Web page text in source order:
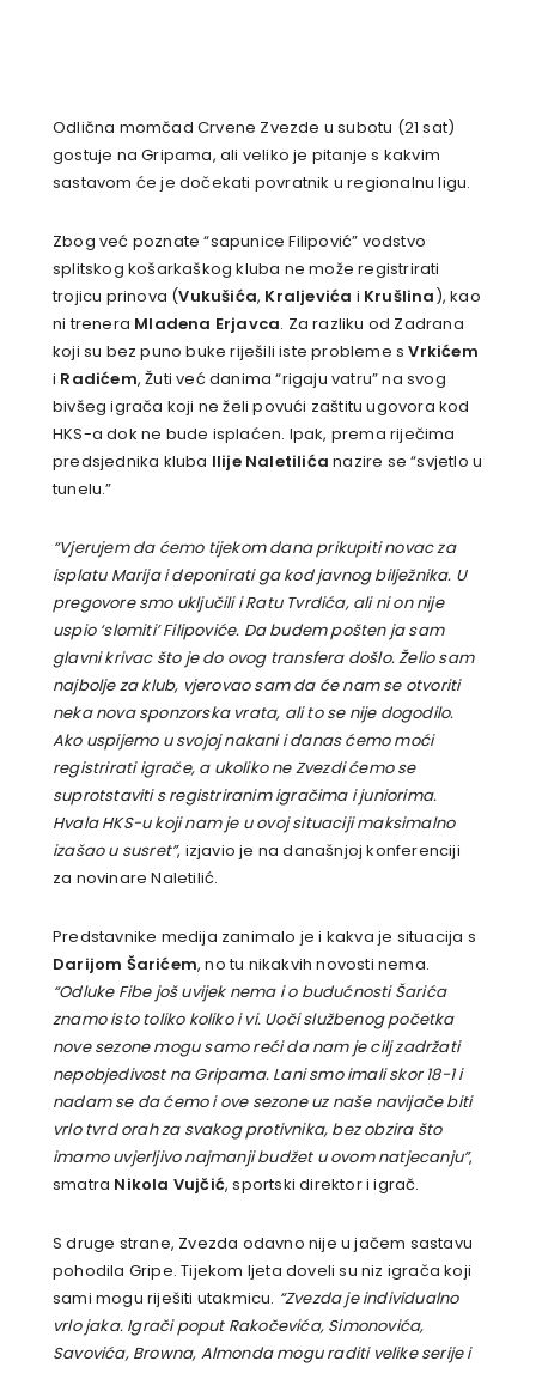
Odlična momčad Crvene Zvezde u subotu (21 sat)
gostuje na Gripama, ali veliko je pitanje s kakvim
sastavom će je dočekati povratnik u regionalnu ligu.
Zbog već poznate “sapunice Filipović” vodstvo
splitskog košarkaškog kluba ne može registrirati
trojicu prinova (Vukušića, Kraljevića i Krušlina ), kao
ni trenera Mladena Erjavca. Za razliku od Zadrana
koji su bez puno buke riješili iste probleme sVrkićem
i Radićem, Žuti već danima “rigaju vatru” na svog
bivšeg igrača koji ne želi povući zaštitu ugovora kod
HKS-a dok ne bude isplaćen. Ipak, prema riječima
predsjednika kluba Ilije Naletilića nazire se “svjetlo u
tunelu.”
“Vjerujem da ćemo tijekom dana prikupiti novac za
isplatu Marija i deponirati ga kod javnog bilježnika. U
pregovore smo uključili i Ratu Tvrdića, ali ni on nije
uspio ‘slomiti’ Filipoviće. Da budem pošten ja sam
glavni krivac što je do ovog transfera došlo. Želio sam
najbolje za klub, vjerovao sam da će nam se otvoriti
neka nova sponzorska vrata, ali to se nije dogodilo.
Ako uspijemo u svojoj nakani i danas ćemo moći
registrirati igrače, a ukoliko ne Zvezdi ćemo se
suprotstaviti s registriranim igračima i juniorima.
Hvala HKS-u koji nam je u ovoj situaciji maksimalno
izašao u susret”, izjavio je na današnjoj konferenciji
za novinare Naletilić.
Predstavnike medija zanimalo je i kakva je situacija s
Darijom Šarićem, no tu nikakvih novosti nema.
“Odluke Fibe još uvijek nema i o budućnosti Šarića
znamo isto toliko koliko i vi. Uoči službenog početka
nove sezone mogu samo reći da nam je cilj zadržati
nepobjedivost na Gripama. Lani smo imali skor 18-1 i
nadam se da ćemo i ove sezone uz naše navijače biti
vrlo tvrd orah za svakog protivnika, bez obzira što
imamo uvjerljivo najmanji budžet u ovom natjecanju”,
smatra Nikola Vujčić, sportski direktor i igrač.
S druge strane, Zvezda odavno nije u jačem sastavu
pohodila Gripe. Tijekom ljeta doveli su niz igrača koji
sami mogu riješiti utakmicu. “Zvezda je individualno
vrlo jaka. Igrači poput Rakočevića, Simonovića,
Savovića, Browna, Almonda mogu raditi velike serije i